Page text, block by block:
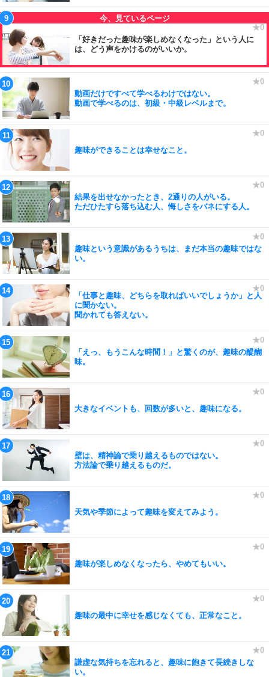
「好きだった趣味が楽しめなくなった」という人に
は、どう声をかけるのがいいか。
動画だけですべて学べるわけではない。
動画で学べるのは、初級・中級レベルまで。
趣味ができることは幸せなこと。
結果を出せなかったとき、2通りの人がいる。
ただひたすら落ち込む人、悔しさをバネにする人。
趣味という意識があるうちは、まだ本当の趣味ではな
い。
「仕事と趣味、どちらを取ればいいでしょうか」と人
に聞かない。
聞かれても答えない。
「えっ、もうこんな時間！」と驚くのが、趣味の醍醐
味。
大きなイベントも、回数が多いと、趣味になる。
壁は、精神論で乗り越えるものではない。
方法論で乗り越えるものだ。
天気や季節によって趣味を変えてみよう。
趣味が楽しめなくなったら、やめてもいい。
趣味の最中に幸せを感じなくても、正常なこと。
謙虚な気持ちを忘れると、趣味に飽きて長続きしな
い。